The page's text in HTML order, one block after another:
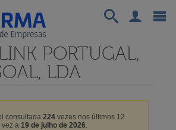
PORTUGAL,
LDA
consultada 224vezes nos últimos 12
vez a 19 de julho de 2026.